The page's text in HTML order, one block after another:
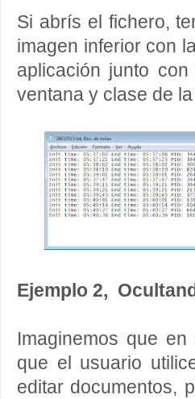
Si abrís el fichero,
imagen inferior con
aplicación junto
ventana y clase de
Ejemplo 2,
Imaginemos que
que el usuario
editar documentos,